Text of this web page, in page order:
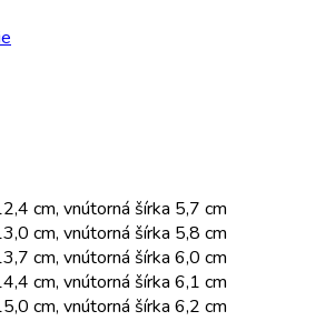
cm, vnútorná šírka 5,7 cm
cm, vnútorná šírka 5,8 cm
cm, vnútorná šírka 6,0 cm
cm, vnútorná šírka 6,1 cm
cm, vnútorná šírka 6,2 cm